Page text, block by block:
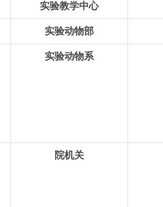
实验教学中心
实验动物部
实验动物系
院机关